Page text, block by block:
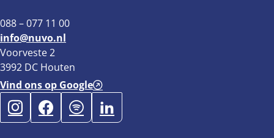
088 – 077 11 00
info@nuvo.nl
Voorveste 2
3992 DC Houten
Vind ons op Google